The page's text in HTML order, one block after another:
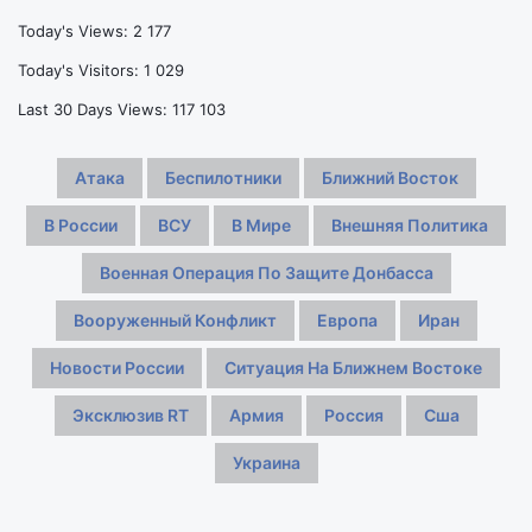
Today's Views: 2 177
Today's Visitors: 1 029
Last 30 Days Views: 117 103
Атака Беспилотники Ближний Восток
В России ВСУ В Мире Внешняя Политика
Военная Операция По Защите Донбасса
Вооруженный Конфликт Европа Иран
Новости России Ситуация На Ближнем Востоке
Эксклюзив RT Армия Россия Сша
Украина